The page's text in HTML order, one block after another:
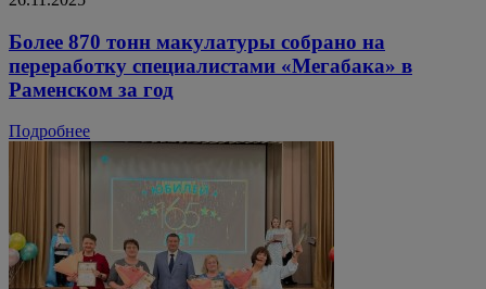
Более 870 тонн макулатуры собрано на
переработку специалистами «Мегабака» в
Раменском за год
Подробнее